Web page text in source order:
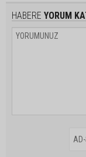
HABERE YORUM